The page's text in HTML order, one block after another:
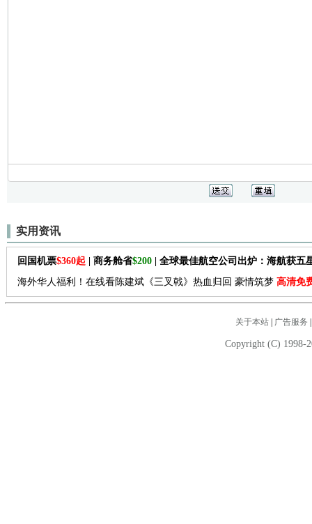
实用资讯
回国机票$360起 | 商务舱省$200 | 全球最佳航空公司出炉：海航获五
海外华人福利！在线看陈建斌《三叉戟》热血归回 豪情筑梦 高清免
关于本站| 广告服务
Copyright (C) 1998-